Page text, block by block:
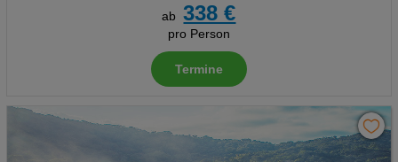
ab
338 €
pro Person
Termine